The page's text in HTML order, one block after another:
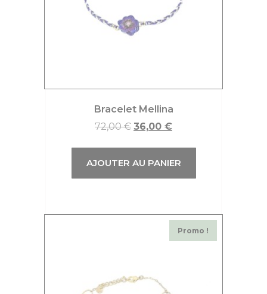
Bracelet Mellina
72,00€ 36,00 €
AJOUTER AU PANIER
Promo !